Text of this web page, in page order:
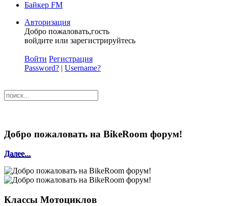
Байкер FM
Авторизация
Добро пожаловать,гость
войдите или зарегистрируйтесь
Войти Регистрация
Password? | Username?
Добро пожаловать на BikeRoom форум!
Далее...
Классы Мотоциклов